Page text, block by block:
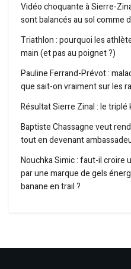
Vidéo choquante à Sierre-
sont balancés au sol comme
Triathlon : pourquoi les
main (et pas au poignet ?)
Pauline Ferrand-Prévot :
que sait-on vraiment sur les
Résultat Sierre Zinal : le
Baptiste Chassagne veut
tout en devenant
Nouchka Simic : faut-il croire
par une marque de gels
banane en trail ?